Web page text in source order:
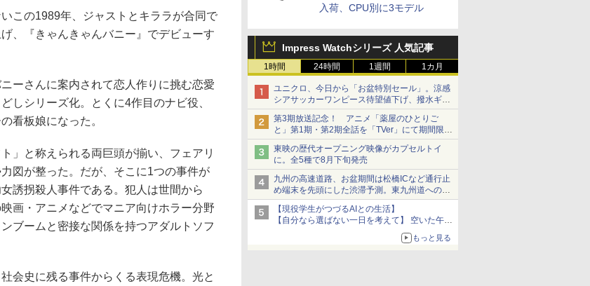
入荷、CPU別に3モデル
Impress Watchシリーズ 人気記事
1時間 24時間 1週間 1カ月
ユニクロ、今日から「お盆特別セール」。涼感
シアサッカーワンピース待望値下げ、撥水ギア
ショーツは1990円に
第3期放送記念！ アニメ「薬屋のひとりご
と」第1期・第2期全話を「TVer」にて期間限定
で順次無料配信開始
東映の歴代オープニング映像がカプセルトイ
に。全5種で8月下旬発売
九州の高速道路、お盆期間は松橋ICなど通行止
め端末を先頭にした渋滞予測。東九州道への迂
回は料金調整を実施
【現役学生がつづるAIとの生活】
【自分なら選ばない一日を考えて】 空いた午後
をチャッピーに捧げたら、思わぬ絶景に出会っ
もっと見る
この1989年、ジャストとキララが合同で
、『きゃんきゃんバニー』でデビューす
ーさんに案内されて恋人作りに挑む恋愛
しシリーズ化。とくに4作目のナビ役、
看板娘になった。
」と称えられる両巨頭が揃い、フェアリ
図が整った。だが、そこに1つの事件が
誘拐殺人事件である。犯人は世間から
画・アニメなどでマニア向けホラー分野
ブームと密接な関係を持つアダルトソフ
会史に残る事件からくる表現危機。光と